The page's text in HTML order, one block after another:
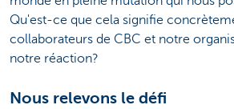
Qu'est-ce que cela signifie
collaborateurs de CBC et notre
notre réaction?
Nous relevons le défi